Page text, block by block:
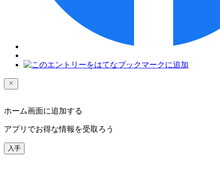
ホーム画面に追加する
アプリでお得な情報を受取ろう
入手